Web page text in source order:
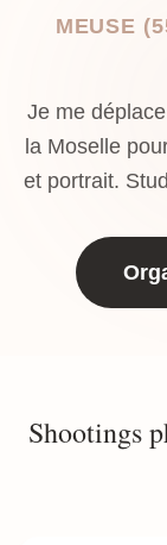
MEUSE
Je me
la Moselle
et portrait.
Shootings